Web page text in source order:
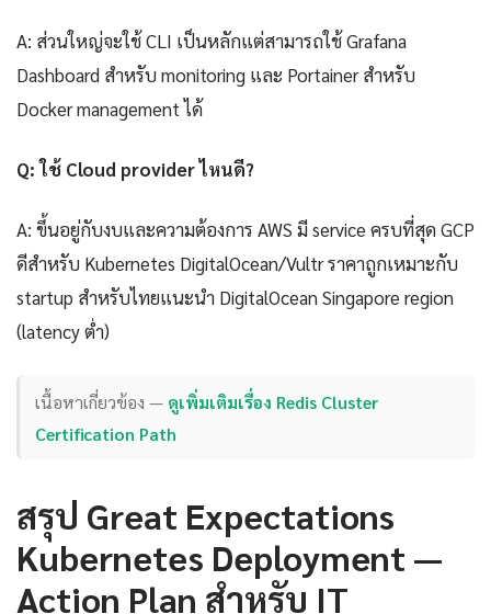
A: ส่วนใหญ่จะใช้ CLI เป็นหลักแต่สามารถใช้ Grafana
Dashboard สำหรับ monitoring และ Portainer สำหรับ
Docker management ได้
Q: ใช้ Cloud provider ไหนดี?
A: ขึ้นอยู่กับงบและความต้องการ AWS มี service ครบที่สุด GCP
ดีสำหรับ Kubernetes DigitalOcean/Vultr ราคาถูกเหมาะกับ
startup สำหรับไทยแนะนำ DigitalOcean Singapore region
(latency ต่ำ)
เนื้อหาเกี่ยวข้อง — ดูเพิ่มเติมเรื่อง Redis Cluster
Certification Path
สรุป Great Expectations
Kubernetes Deployment —
Action Plan สำหรับ IT